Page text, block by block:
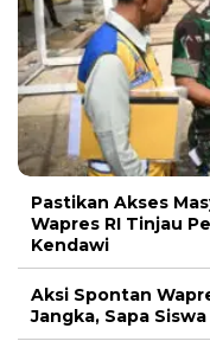
Pastikan Akses
Wapres RI Tinjau
Kendawi
Aksi Spontan
Jangka, Sapa